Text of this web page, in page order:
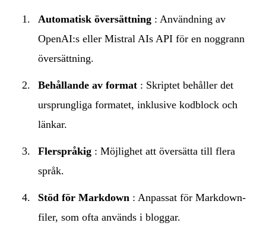
Automatisk översättning : Användning av
OpenAI:s eller Mistral AIs API för en noggrann
översättning.
Behållande av format : Skriptet behåller det
ursprungliga formatet, inklusive kodblock och
länkar.
Flerspråkig : Möjlighet att översätta till flera
språk.
Stöd för Markdown : Anpassat för Markdown-
filer, som ofta används i bloggar.